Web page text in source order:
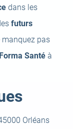
dans les
futurs
manquez pas
Forma Santé à
Orléans